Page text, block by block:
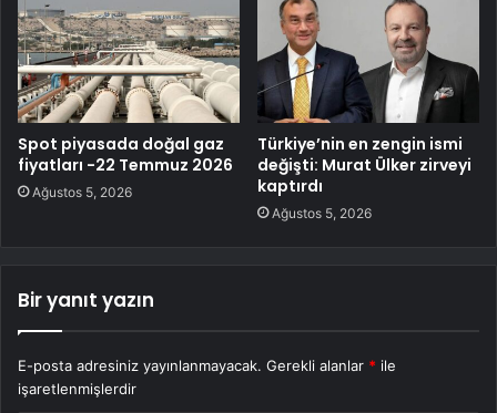
Spot piyasada doğal gaz
fiyatları -22 Temmuz 2026
Ağustos 5, 2026
Türkiye’nin en zengin ismi
değişti: Murat Ülker zirveyi
kaptırdı
Ağustos 5, 2026
Bir yanıt yazın
E-posta adresiniz yayınlanmayacak. Gerekli alanlar * ile
işaretlenmişlerdir